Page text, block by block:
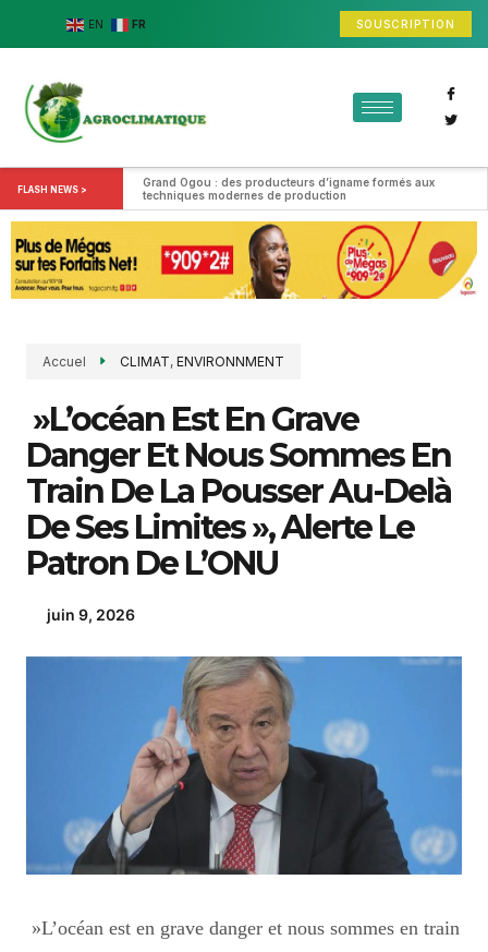
EN FR SOUSCRIPTION
FLASH NEWS >
Grand Ogou : des producteurs d’igname formés aux
techniques modernes de production
Accuel CLIMAT, ENVIRONNMENT
»L’océan Est En Grave
Danger Et Nous Sommes En
Train De La Pousser Au-Delà
De Ses Limites », Alerte Le
Patron De L’ONU
juin 9, 2026
»L’océan est en grave danger et nous sommes en train